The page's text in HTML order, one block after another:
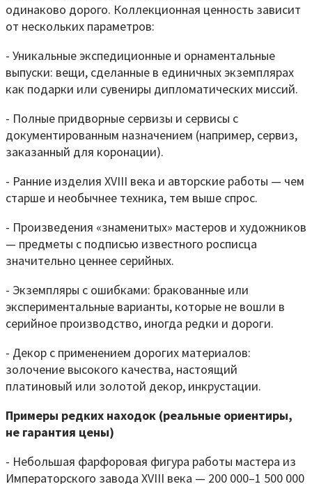
одинаково дорого. Коллекционная ценность зависит
от нескольких параметров:
- Уникальные экспедиционные и орнаментальные
выпуски: вещи, сделанные в единичных экземплярах
как подарки или сувениры дипломатических миссий.
- Полные придворные сервизы и сервисы с
документированным назначением (например, сервиз,
заказанный для коронации).
- Ранние изделия XVIII века и авторские работы — чем
старше и необычнее техника, тем выше спрос.
- Произведения «знаменитых» мастеров и художников
— предметы с подписью известного росписца
значительно ценнее серийных.
- Экземпляры с ошибками: бракованные или
экспериментальные варианты, которые не вошли в
серийное производство, иногда редки и дороги.
- Декор с применением дорогих материалов:
золочение высокого качества, настоящий
платиновый или золотой декор, инкрустации.
Примеры редких находок (реальные ориентиры,
не гарантия цены)
- Небольшая фарфоровая фигура работы мастера из
Императорского завода XVIII века — 200 000–1 500 000